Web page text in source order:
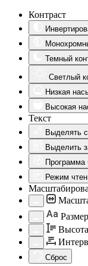
Контраст
Темный
Светлый
Низкая
Высокая
Текст
Выделять
Выделить
Программа
Режим
Aa
Сброс